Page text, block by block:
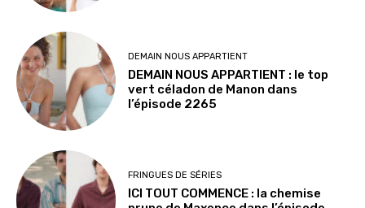
DEMAIN NOUS APPARTIENT
DEMAIN NOUS APPARTIENT : le top
vert céladon de Manon dans
l’épisode 2265
FRINGUES DE SÉRIES
ICI TOUT COMMENCE : la chemise